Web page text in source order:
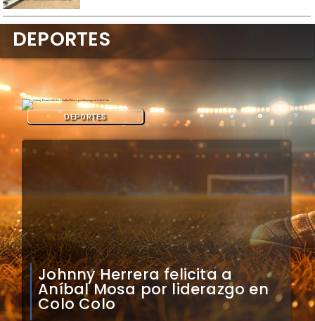
Claudio Bravo analiza
impacto de arquero
caboverdiano en Colo Colo
DEPORTES
DEPORTES